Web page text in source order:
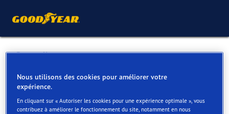
Retour liste
GARAGE MAZZONI SA
Services disponibles en ligne et en magasin
Nous utilisons des cookies pour améliorer votre
expérience.
En cliquant sur « Autoriser les cookies pour une expérience optimale », vous
contribuez à améliorer le fonctionnement du site, notamment en nous